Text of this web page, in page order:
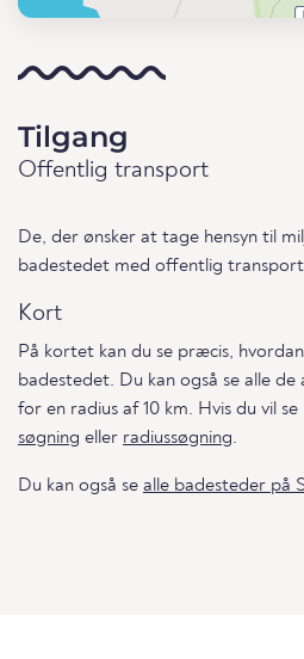
Tilgang
Offentlig transport
De, der ønsker at tage hensyn til
badestedet med offentlig
Kort
På kortet kan du se præcis,
badestedet. Du kan også se alle
for en radius af 10 km. Hvis du vil
søgning eller radiussøgning.
Du kan også se alle badesteder på